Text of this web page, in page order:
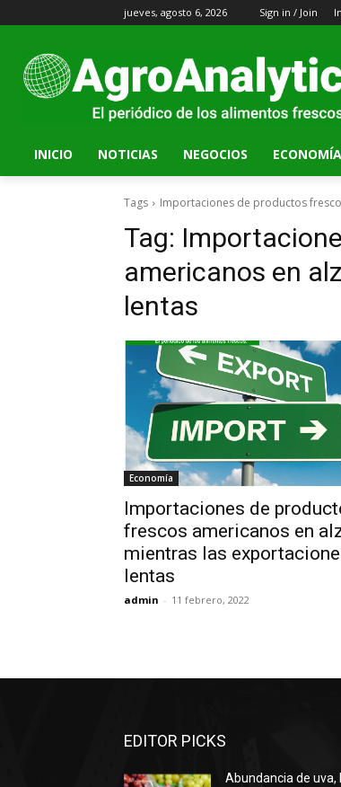
jueves, agosto 6, 2026 Sign in / Join
INICIO NOTICIAS NEGOCIOS ECONOMÍA
Tags Importaciones de productos
Tag:
americanos en
lentas
Economía
Importaciones de
frescos americanos en
mientras las
lentas
admin - 11 febrero, 2022
EDITOR PICKS
Abundancia de uva,